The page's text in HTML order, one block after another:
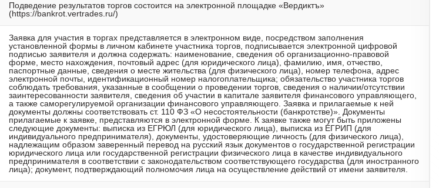
Подведение результатов торгов состоится на электронной площадке «Вердиктъ»
(https://bankrot.vertrades.ru/)
Заявка для участия в торгах представляется в электронном виде, посредством заполнения
установленной формы в личном кабинете участника торгов, подписывается электронной цифровой
подписью заявителя и должна содержать: наименование, сведения об организационно-правовой
форме, место нахождения, почтовый адрес (для юридического лица), фамилию, имя, отчество,
паспортные данные, сведения о месте жительства (для физического лица), номер телефона, адрес
электронной почты, идентификационный номер налогоплательщика; обязательство участника торгов
соблюдать требования, указанные в сообщении о проведении торгов, сведения о наличии/отсутствии
заинтересованности заявителя, сведения об участии в капитале заявителя финансового управляющего,
а также саморегулируемой организации финансового управляющего. Заявка и прилагаемые к ней
документы должны соответствовать ст. 110 ФЗ «О несостоятельности (банкротстве)». Документы
прилагаемые к заявке, представляются в электронной форме. К заявке также могут быть приложены
следующие документы: выписка из ЕГРЮЛ (для юридического лица), выписка из ЕГРИП (для
индивидуального предпринимателя), документы, удостоверяющие личность (для физического лица),
надлежащим образом заверенный перевод на русский язык документов о государственной регистрации
юридического лица или государственной регистрации физического лица в качестве индивидуального
предпринимателя в соответствии с законодательством соответствующего государства (для иностранного
лица); документ, подтверждающий полномочия лица на осуществление действий от имени заявителя.